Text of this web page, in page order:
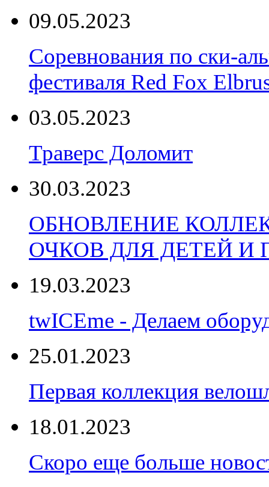
09.05.2023
Соревнования по ски-
фестиваля Red Fox
03.05.2023
Траверс Доломит
30.03.2023
ОБНОВЛЕНИЕ
ОЧКОВ ДЛЯ ДЕТЕЙ И
19.03.2023
twICEme - Делаем
25.01.2023
Первая коллекция
18.01.2023
Скоро еще больше